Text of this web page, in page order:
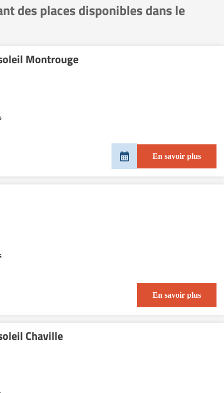
des places disponibles dans le
Montrouge
En savoir plus
En savoir plus
Chaville